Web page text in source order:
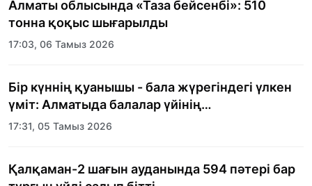
Алматы облысында «Таза бейсенбі»: 510
тонна қоқыс шығарылды
17:03, 06 Тамыз 2026
Бір күннің қуанышы - бала жүрегіндегі үлкен
үміт: Алматыда балалар үйінің
тәрбиеленушілеріне мерекелік күн
17:31, 05 Тамыз 2026
Қалқаман-2 шағын ауданында 594 пәтері бар